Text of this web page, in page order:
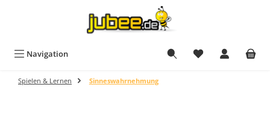
Navigation
Spielen & Lernen Sinneswahrnehmung